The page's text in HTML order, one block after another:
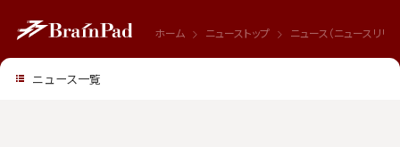
ホーム ニューストップ ニュース（ニュースリリー
ニュース一覧